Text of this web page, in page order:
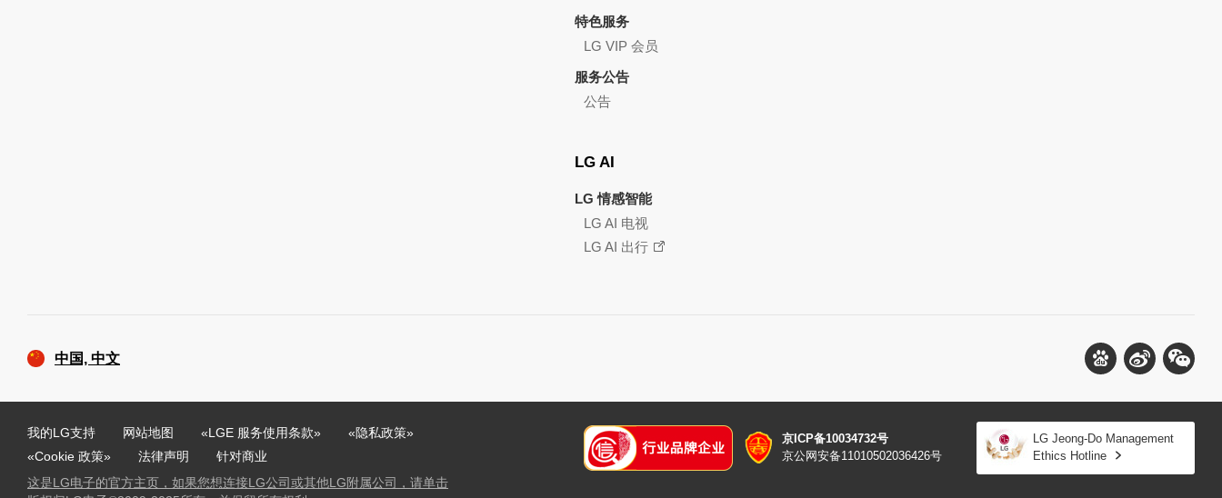
特色服务
LG VIP 会员
服务公告
公告
LG AI
LG 情感智能
LG AI 电视
LG AI 出行
中国, 中文
我的LG支持 网站地图 «LGE 服务使用条款»
«隐私政策»
«Cookie 政策»
法律声明
针对商业
这是LG电子的官方主页，如果您想连接LG公司或其他LG附属公司，请单击
京ICP备10034732号
京公网安备11010502036426号
LG Jeong-Do Management
Ethics Hotline